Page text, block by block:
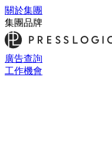
關於集團
集團品牌
廣告查詢
工作機會